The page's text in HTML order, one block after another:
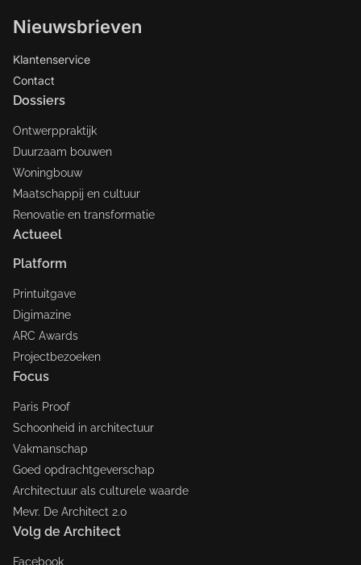
Nieuwsbrieven
Klantenservice
Contact
Dossiers
Ontwerppraktijk
Duurzaam bouwen
Woningbouw
Maatschappij en cultuur
Renovatie en transformatie
Actueel
Platform
Printuitgave
Digimazine
ARC Awards
Projectbezoeken
Focus
Paris Proof
Schoonheid in architectuur
Vakmanschap
Goed opdrachtgeverschap
Architectuur als culturele waarde
Mevr. De Architect 2.0
Volg de Architect
Facebook